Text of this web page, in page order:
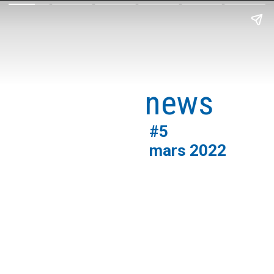
export
news
#5
mars 2022